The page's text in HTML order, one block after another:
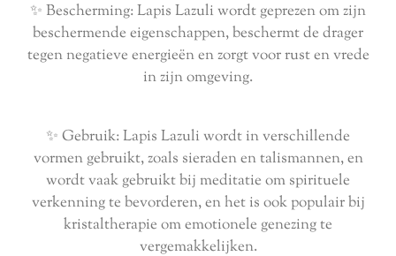
✨ Bescherming: Lapis Lazuli wordt geprezen om zijn
beschermende eigenschappen, beschermt de drager
tegen negatieve energieën en zorgt voor rust en vrede
in zijn omgeving.
✨ Gebruik: Lapis Lazuli wordt in verschillende
vormen gebruikt, zoals sieraden en talismannen, en
wordt vaak gebruikt bij meditatie om spirituele
verkenning te bevorderen, en het is ook populair bij
kristaltherapie om emotionele genezing te
vergemakkelijken.